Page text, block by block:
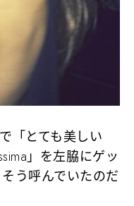
「とても美しい
」を左脇にゲッ
う呼んでいたのだ